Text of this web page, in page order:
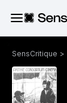
SensCritique >